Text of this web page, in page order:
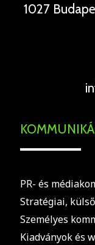
1027
PR- és
Stratégiai,
Személyes
Kiadványok és